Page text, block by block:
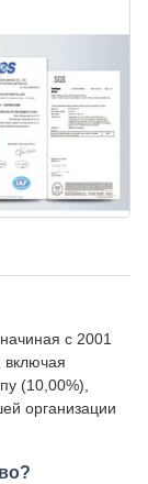
с 2001
(10,00%),
организации